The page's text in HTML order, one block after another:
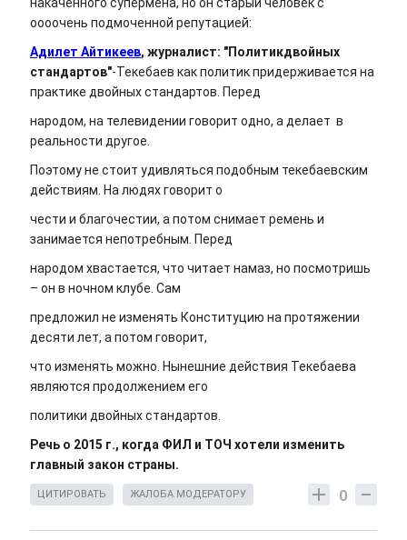
оооочень подмоченной репутацией:
Адилет Айтикеев, журналист: "Политикдвойных
стандартов"-Текебаев как политик придерживается на
практике двойных стандартов. Перед
народом, на телевидении говорит одно, а делает в
реальности другое.
Поэтому не стоит удивляться подобным текебаевским
действиям. На людях говорит о
чести и благочестии, а потом снимает ремень и
занимается непотребным. Перед
народом хвастается, что читает намаз, но посмотришь
– он в ночном клубе. Сам
предложил не изменять Конституцию на протяжении
десяти лет, а потом говорит,
что изменять можно. Нынешние действия Текебаева
являются продолжением его
политики двойных стандартов.
Речь о 2015 г., когда ФИЛ и ТОЧ хотели изменить
главный закон страны.
0
ЦИТИРОВАТЬ ЖАЛОБА МОДЕРАТОРУ